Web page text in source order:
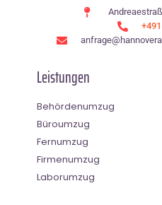
Leistungen
Behördenumzug
Büroumzug
Fernumzug
Firmenumzug
Laborumzug